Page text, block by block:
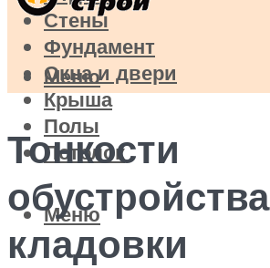
Стены
Фундамент
Окна и двери
Крыша
Полы
Потолок
Меню
Меню
Тонкости
обустройства
кладовки